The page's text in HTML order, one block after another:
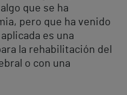
que se ha
pero que ha venido
es una
la rehabilitación del
o con una